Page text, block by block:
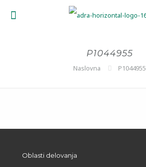
P1044955
Naslovna P1044955
Oblasti delovanja